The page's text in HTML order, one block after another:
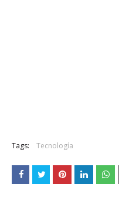
Tags: Tecnología